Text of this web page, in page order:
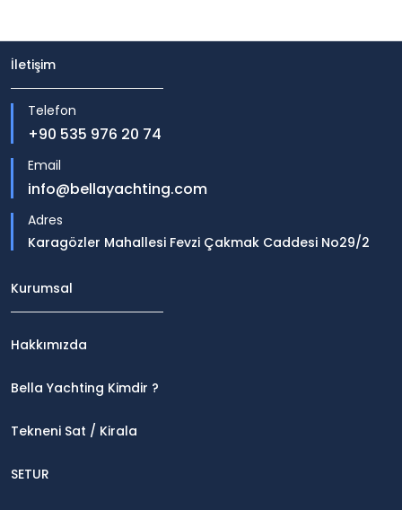
İletişim
Telefon
+90 535 976 20 74
Email
info@bellayachting.com
Adres
Karagözler Mahallesi Fevzi Çakmak Caddesi No29/2
Kurumsal
Hakkımızda
Bella Yachting Kimdir ?
Tekneni Sat / Kirala
SETUR